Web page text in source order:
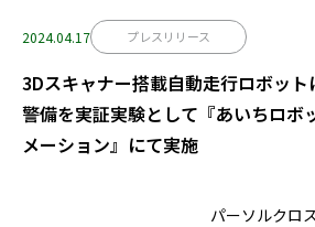
2024.04.17 プレスリリース
3Dスキャナー搭載自動走行ロボッ
警備を実証実験として『あいちロボ
メーション』にて実施
パーソルクロ